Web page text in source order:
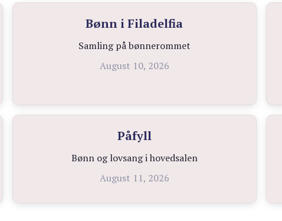
Bønn i Filadelfia
Samling på bønnerommet
August 10, 2026
Påfyll
Bønn og lovsang i hovedsalen
August 11, 2026